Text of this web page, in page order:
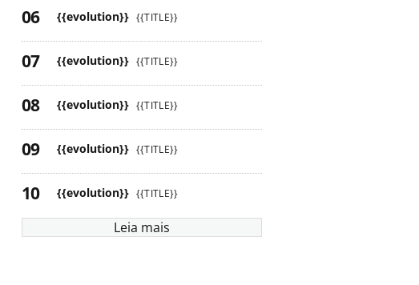
{{evolution}} {{TITLE}}
{{evolution}} {{TITLE}}
{{evolution}} {{TITLE}}
{{evolution}} {{TITLE}}
{{evolution}} {{TITLE}}
Leia mais